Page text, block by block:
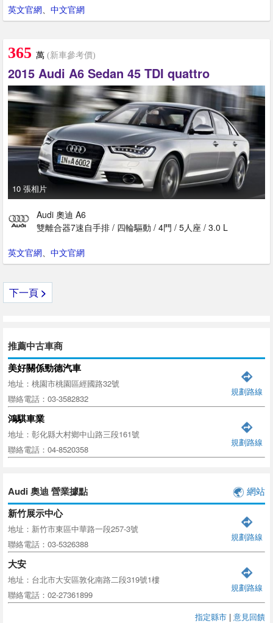
英文官網、 中文官網
365 萬 (新車參考價)
2015 Audi A6 Sedan 45 TDI quattro
10 張相片
Audi 奧迪 A6
雙離合器7速自手排 / 四輪驅動 / 4門 / 5人座 / 3.0 L
英文官網 中文官網
下一頁 >
推薦中古車商
美好關係勁德汽車
地址：桃園市桃園區經國路32號
聯絡電話：03-3582832
規劃路線
鴻騏車業
地址：彰化縣大村鄉中山路三段161號
聯絡電話：04-8520358
規劃路線
Audi 奧迪 營業據點 網站
新竹展示中心
地址：新竹市東區中華路一段257-3號
聯絡電話：03-5326388
規劃路線
大安
地址：台北市大安區敦化南路二段319號1樓
聯絡電話：02-27361899
規劃路線
指定縣市 | 意見回饋